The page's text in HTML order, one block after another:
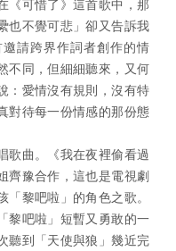
《可惜了》這首歌中，那
也不覺可悲」卻又告訴我
請跨界作詞者創作的情
不同，但細細聽來，又何
：愛情沒有規則，沒有特
對待每一份情感的那份態
歌曲。《我在夜裡偷看過
齊豫合作，這也是電視劇
「黎吧啦」的角色之歌。
黎吧啦」短暫又勇敢的一
聽到「天使與狼」幾近完